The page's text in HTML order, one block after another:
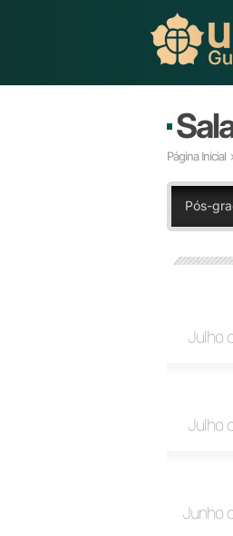
Página Inicial
Pós-
Julho
Julho
Junho